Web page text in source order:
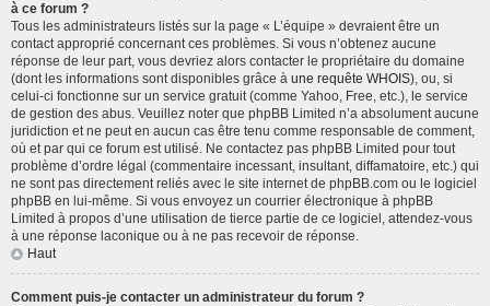
à ce forum ?
Tous les administrateurs listés sur la page « L’équipe » devraient être un
contact approprié concernant ces problèmes. Si vous n’obtenez aucune
réponse de leur part, vous devriez alors contacter le propriétaire du domaine
(dont les informations sont disponibles grâce à une requête WHOIS), ou, si
celui-ci fonctionne sur un service gratuit (comme Yahoo, Free, etc.), le service
de gestion des abus. Veuillez noter que phpBB Limited n’a absolument aucune
juridiction et ne peut en aucun cas être tenu comme responsable de comment,
où et par qui ce forum est utilisé. Ne contactez pas phpBB Limited pour tout
problème d’ordre légal (commentaire incessant, insultant, diffamatoire, etc.) qui
ne sont pas directement reliés avec le site internet de phpBB.com ou le logiciel
phpBB en lui-même. Si vous envoyez un courrier électronique à phpBB
Limited à propos d’une utilisation de tierce partie de ce logiciel, attendez-vous
à une réponse laconique ou à ne pas recevoir de réponse.
Haut
Comment puis-je contacter un administrateur du forum ?